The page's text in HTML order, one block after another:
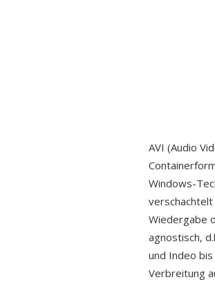
AVI (Audio
Windows-
verschachtelt
Wiedergabe
agnostisch,
und Indeo
Verbreitung